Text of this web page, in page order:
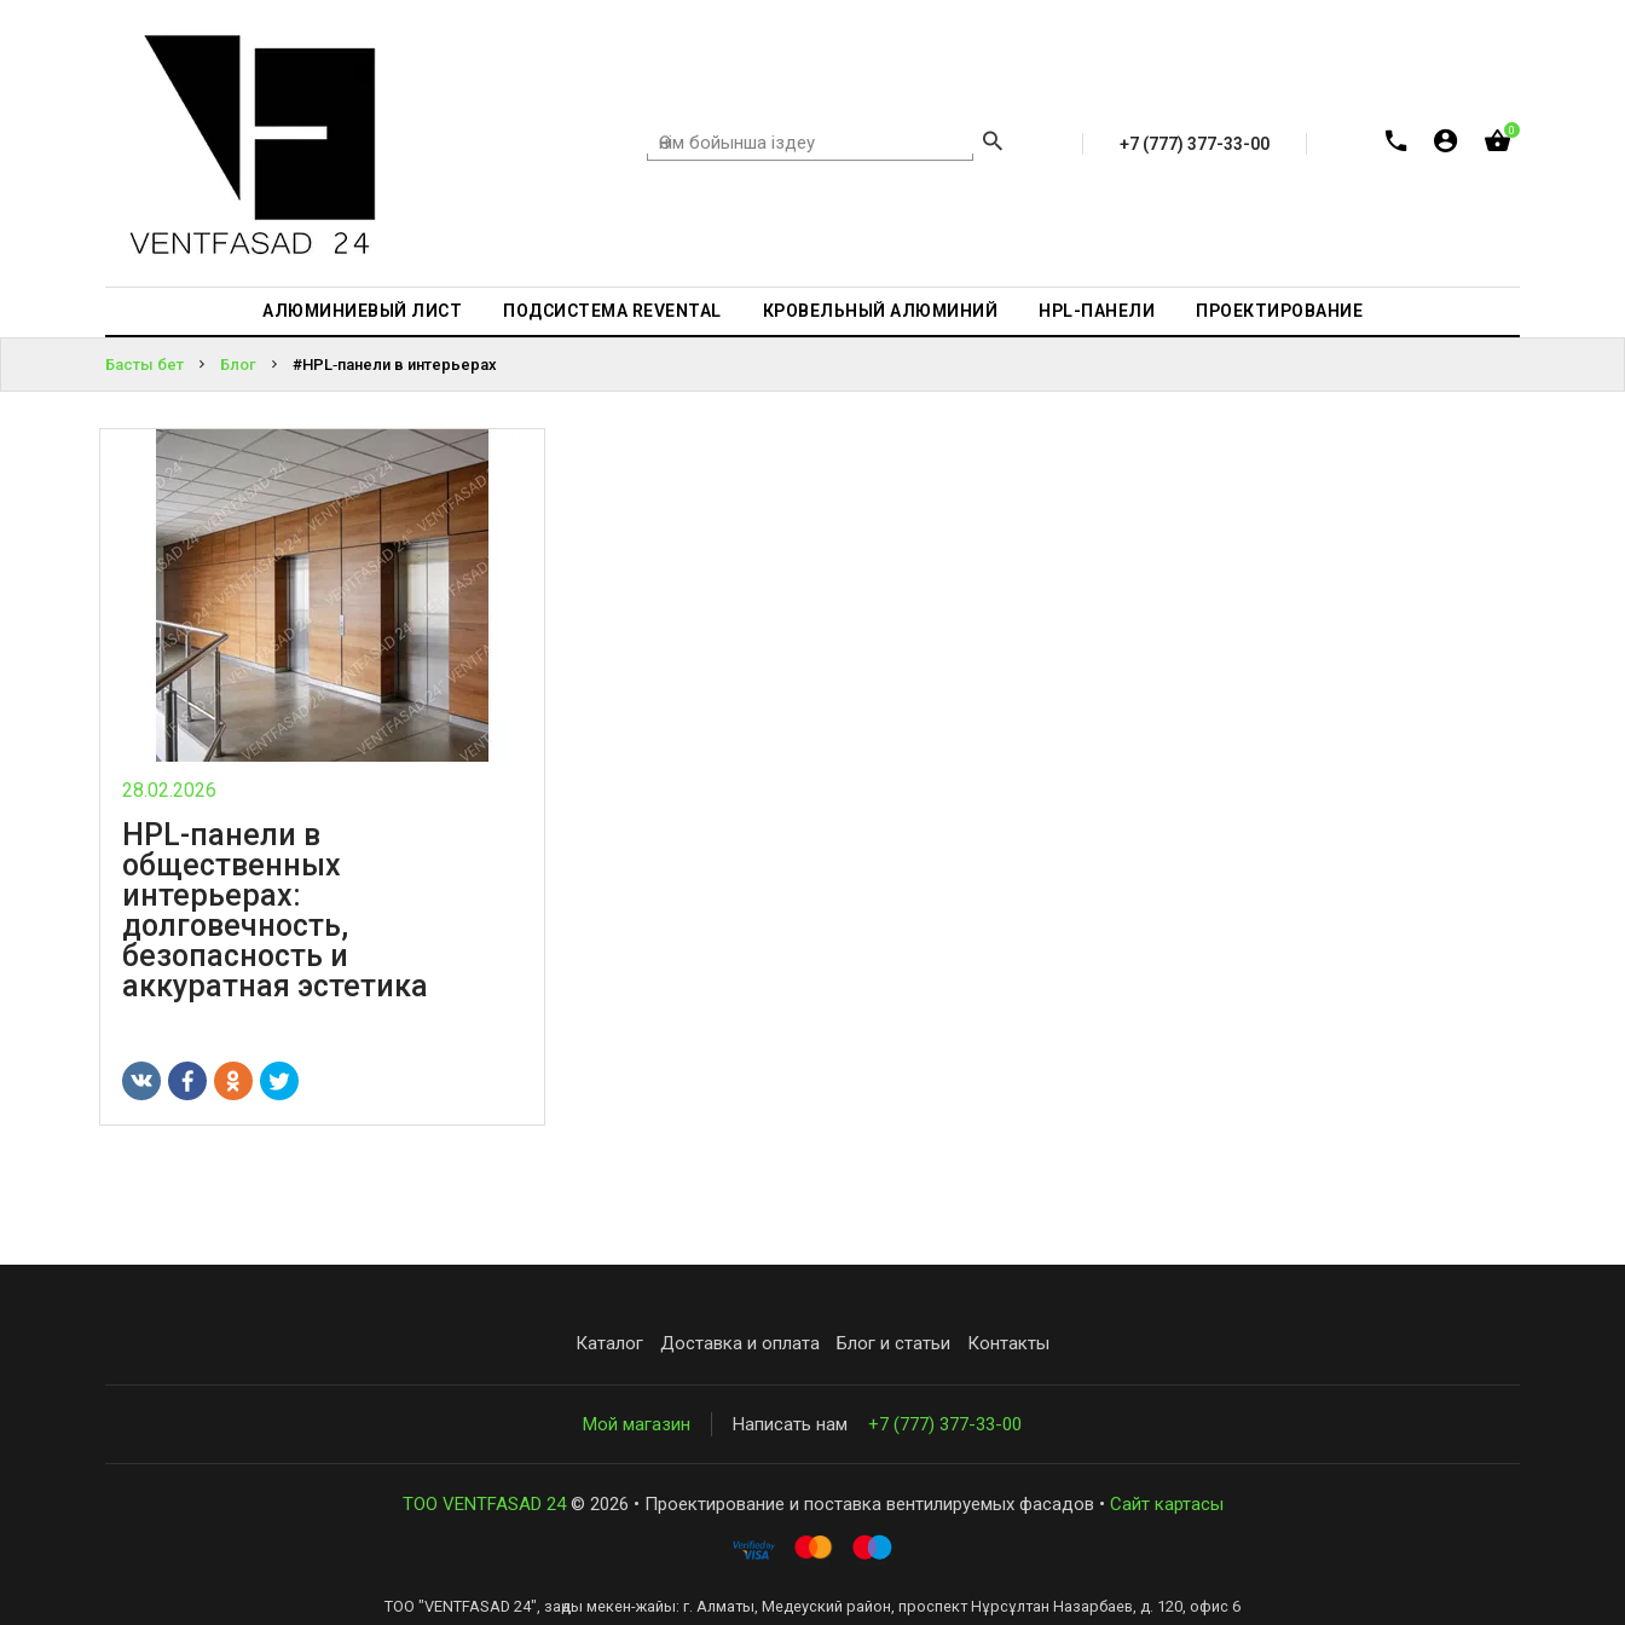
+7 (777) 377-33-00
0
АЛЮМИНИЕВЫЙ ЛИСТ ПОДСИСТЕМА REVENTAL КРОВЕЛЬНЫЙ АЛЮМИНИЙ HPL-ПАНЕЛИ ПРОЕКТИРОВАНИЕ
АЛЮМИНИЕВЫЙ
ПРОЕКТИРОВАНИЕ
КІРІҢІЗ
ПАРОЛЬДІ
БА?
Басты бет Блог #HPL‑панели в интерьерах
28.02.2026
HPL-панели в
общественных
интерьерах:
долговечность,
безопасность и
аккуратная эстетика
Каталог Доставка и оплата Блог и статьи Контакты
Мой магазин Написать нам +7 (777) 377-33-00
ТОО VENTFASAD 24© 2026 • Проектирование и поставка вентилируемых фасадов • Сайт картасы
ТОО "VENTFASAD 24", заңды мекен-жайы: г. Алматы, Медеуский район, проспект Нұрсұлтан Назарбаев, д. 120, офис 6